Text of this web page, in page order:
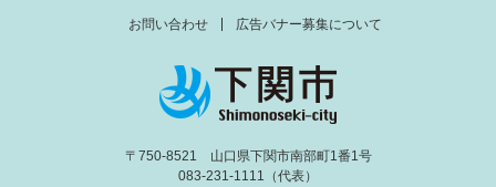
お問い合わせ 広告バナー募集について
〒750-8521 山口県下関市南部町1番1号
083-231-1111（代表）